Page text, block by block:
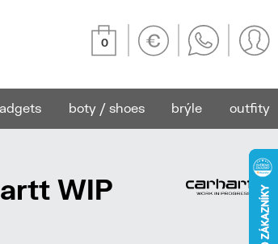
0
boty / shoes brýle outfity
WIP